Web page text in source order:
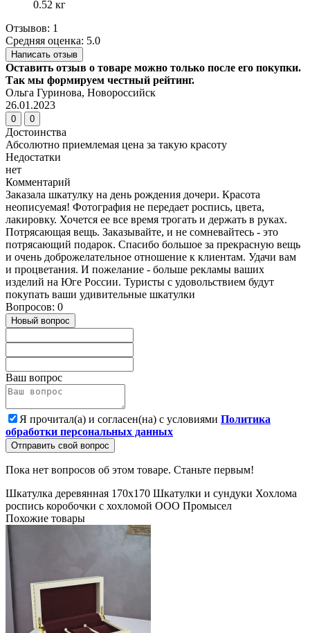
0.52 кг
Отзывов: 1
Средняя оценка: 5.0
Написать отзыв
Оставить отзыв о товаре можно только после его покупки.
Так мы формируем честный рейтинг.
Ольга Гуринова, Новороссийск
26.01.2023
0 0
Достоинства
Абсолютно приемлемая цена за такую красоту
Недостатки
нет
Комментарий
Заказала шкатулку на день рождения дочери. Красота
неописуемая! Фотография не передает роспись, цвета,
лакировку. Хочется ее все время трогать и держать в руках.
Потрясающая вещь. Заказывайте, и не сомневайтесь - это
потрясающий подарок. Спасибо большое за прекрасную вещь
и очень доброжелательное отношение к клиентам. Удачи вам
и процветания. И пожелание - больше рекламы ваших
изделий на Юге России. Туристы с удовольствием будут
покупать ваши удивительные шкатулки
Вопросов: 0
Новый вопрос
Ваш вопрос
Я прочитал(а) и согласен(на) с условиями Политика
обработки персональных данных
Отправить свой вопрос
Пока нет вопросов об этом товаре. Станьте первым!
Шкатулка деревянная 170х170 Шкатулки и сундуки Хохлома
роспись коробочки с хохломой ООО Промысел
Похожие товары